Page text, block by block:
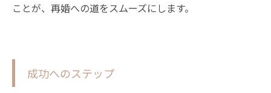
ことが、再婚への道をスムーズにします。
成功へのステップ